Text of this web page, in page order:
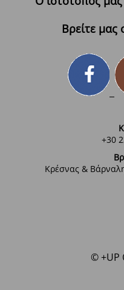
Βρείτε μας
+30
Κρέσνας &
© +UP